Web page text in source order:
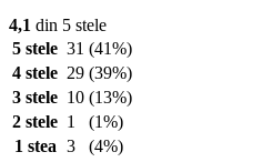
4,1 din 5 stele
5 stele 31 (41%)
4 stele 29 (39%)
3 stele 10 (13%)
2 stele 1
(1%)
1 stea 3 (4%)